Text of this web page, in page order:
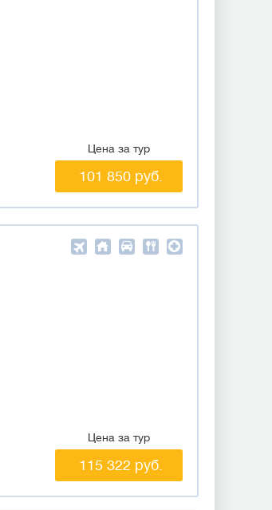
Цена за тур
101 850 руб.
Цена за тур
115 322 руб.